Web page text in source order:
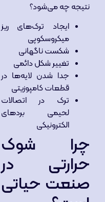
نتیجه چه می‌شود؟
ایجاد ترک‌های ریز
میکروسکوپی
شکست ناگهانی
تغییر شکل دائمی
جدا شدن لایه‌ها در
قطعات کامپوزیتی
ترک در اتصالات
لحیمی بردهای
الکترونیکی
چرا شوک
حرارتی در
صنعت حیاتی